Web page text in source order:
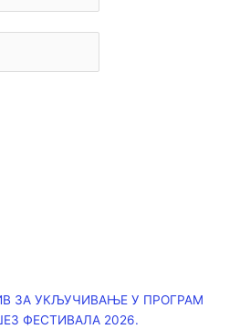
ЗА УКЉУЧИВАЊЕ У ПРОГРАМ
ФЕСТИВАЛА 2026.